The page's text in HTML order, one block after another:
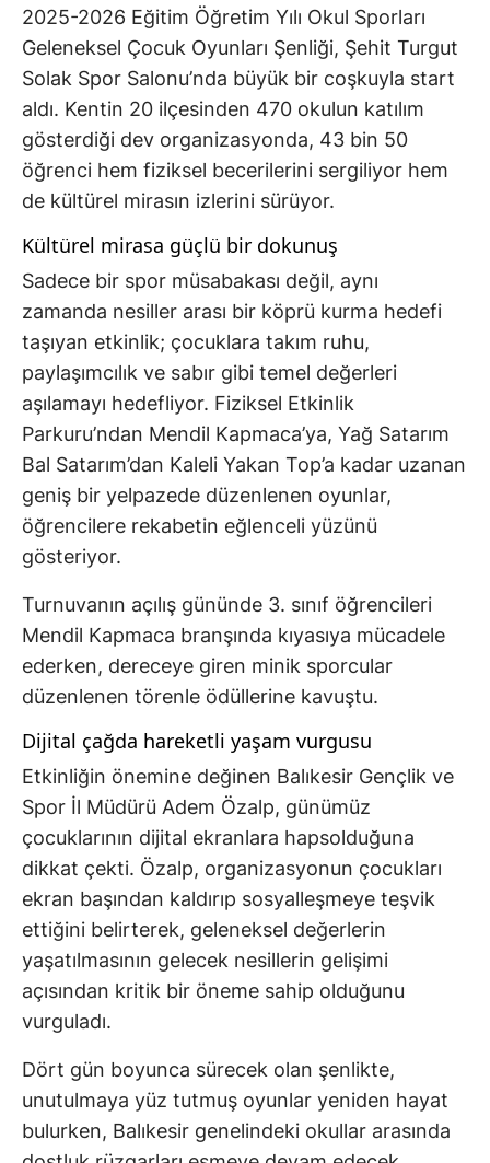
2025-2026 Eğitim Öğretim Yılı Okul Sporları
Geleneksel Çocuk Oyunları Şenliği, Şehit Turgut
Solak Spor Salonu’nda büyük bir coşkuyla start
aldı. Kentin 20 ilçesinden 470 okulun katılım
gösterdiği dev organizasyonda, 43 bin 50
öğrenci hem fiziksel becerilerini sergiliyor hem
de kültürel mirasın izlerini sürüyor.
Kültürel mirasa güçlü bir dokunuş
Sadece bir spor müsabakası değil, aynı
zamanda nesiller arası bir köprü kurma hedefi
taşıyan etkinlik; çocuklara takım ruhu,
paylaşımcılık ve sabır gibi temel değerleri
aşılamayı hedefliyor. Fiziksel Etkinlik
Parkuru’ndan Mendil Kapmaca’ya, Yağ Satarım
Bal Satarım’dan Kaleli Yakan Top’a kadar uzanan
geniş bir yelpazede düzenlenen oyunlar,
öğrencilere rekabetin eğlenceli yüzünü
gösteriyor.
Turnuvanın açılış gününde 3. sınıf öğrencileri
Mendil Kapmaca branşında kıyasıya mücadele
ederken, dereceye giren minik sporcular
düzenlenen törenle ödüllerine kavuştu.
Dijital çağda hareketli yaşam vurgusu
Etkinliğin önemine değinen Balıkesir Gençlik ve
Spor İl Müdürü Adem Özalp, günümüz
çocuklarının dijital ekranlara hapsolduğuna
dikkat çekti. Özalp, organizasyonun çocukları
ekran başından kaldırıp sosyalleşmeye teşvik
ettiğini belirterek, geleneksel değerlerin
yaşatılmasının gelecek nesillerin gelişimi
açısından kritik bir öneme sahip olduğunu
vurguladı.
Dört gün boyunca sürecek olan şenlikte,
unutulmaya yüz tutmuş oyunlar yeniden hayat
bulurken, Balıkesir genelindeki okullar arasında